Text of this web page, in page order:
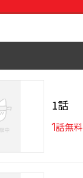
1話
1話無料